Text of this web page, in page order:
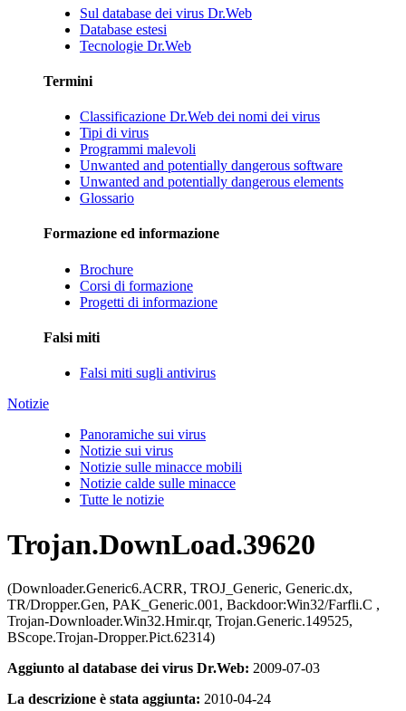
Sul database dei virus Dr.Web
Database estesi
Tecnologie Dr.Web
Termini
Classificazione Dr.Web dei nomi dei virus
Tipi di virus
Programmi malevoli
Unwanted and potentially dangerous software
Unwanted and potentially dangerous elements
Glossario
Formazione ed informazione
Brochure
Corsi di formazione
Progetti di informazione
Falsi miti
Falsi miti sugli antivirus
Notizie
Panoramiche sui virus
Notizie sui virus
Notizie sulle minacce mobili
Notizie calde sulle minacce
Tutte le notizie
Trojan.DownLoad.39620
(Downloader.Generic6.ACRR, TROJ_Generic, Generic.dx,
TR/Dropper.Gen, PAK_Generic.001, Backdoor:Win32/Farfli.C ,
Trojan-Downloader.Win32.Hmir.qr, Trojan.Generic.149525,
BScope.Trojan-Dropper.Pict.62314)
Aggiunto al database dei virus Dr.Web: 2009-07-03
La descrizione è stata aggiunta: 2010-04-24